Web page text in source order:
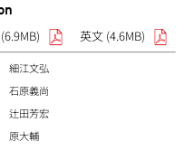
英文 (4.6MB)
細江文弘
石原義尚
辻田芳宏
原大輔